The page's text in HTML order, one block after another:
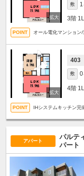
敷
3階
オール電化マンション
403
敷 0
4階
IHシステムキッチン完
アパート
パルテ
パート